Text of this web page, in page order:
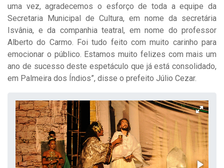
uma vez, agradecemos o esforço de toda a equipe da
Secretaria Municipal de Cultura, em nome da secretária
Isvânia, e da companhia teatral, em nome do professor
Alberto do Carmo. Foi tudo feito com muito carinho para
emocionar o público. Estamos muito felizes com mais um
ano de sucesso deste espetáculo que já está consolidado,
em Palmeira dos Índios”, disse o prefeito Júlio Cezar.